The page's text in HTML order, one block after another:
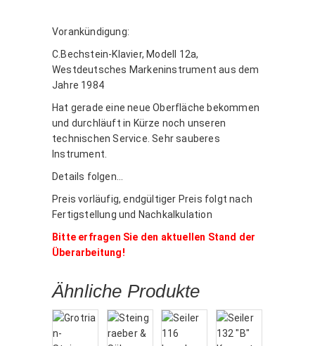
Vorankündigung:
C.Bechstein-Klavier, Modell 12a,
Westdeutsches Markeninstrument aus dem
Jahre 1984
Hat gerade eine neue Oberfläche bekommen
und durchläuft in Kürze noch unseren
technischen Service. Sehr sauberes
Instrument.
Details folgen…
Preis vorläufig, endgültiger Preis folgt nach
Fertigstellung und Nachkalkulation
Bitte erfragen Sie den aktuellen Stand der
Überarbeitung!
Ähnliche Produkte